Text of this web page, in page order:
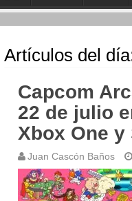
Artículos del
Capcom
22 de julio
Xbox One y
Juan Cascón Baños